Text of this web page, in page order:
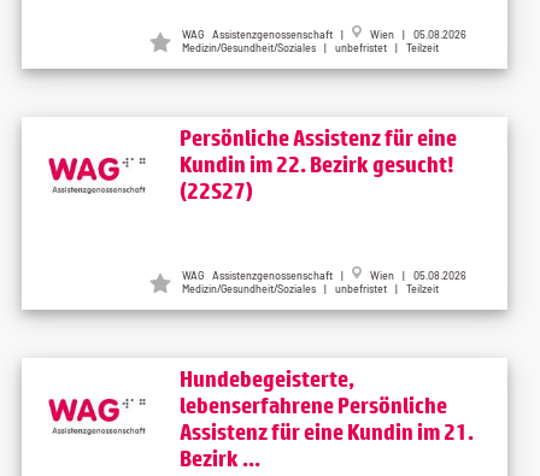
WAG Assistenzgenossenschaft |
Wien | 05.08.2026
Medizin/Gesundheit/Soziales | unbefristet | Teilzeit
Persönliche Assistenz für eine
Kundin im 22. Bezirk gesucht!
(22S27)
WAG Assistenzgenossenschaft |
Wien | 05.08.2026
Medizin/Gesundheit/Soziales | unbefristet | Teilzeit
Hundebegeisterte,
lebenserfahrene Persönliche
Assistenz für eine Kundin im 21.
Bezirk ...